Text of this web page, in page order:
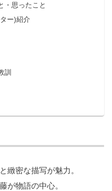
・思ったこと
ー)紹介
訓
緻密な描写が魅力。
が物語の中心。